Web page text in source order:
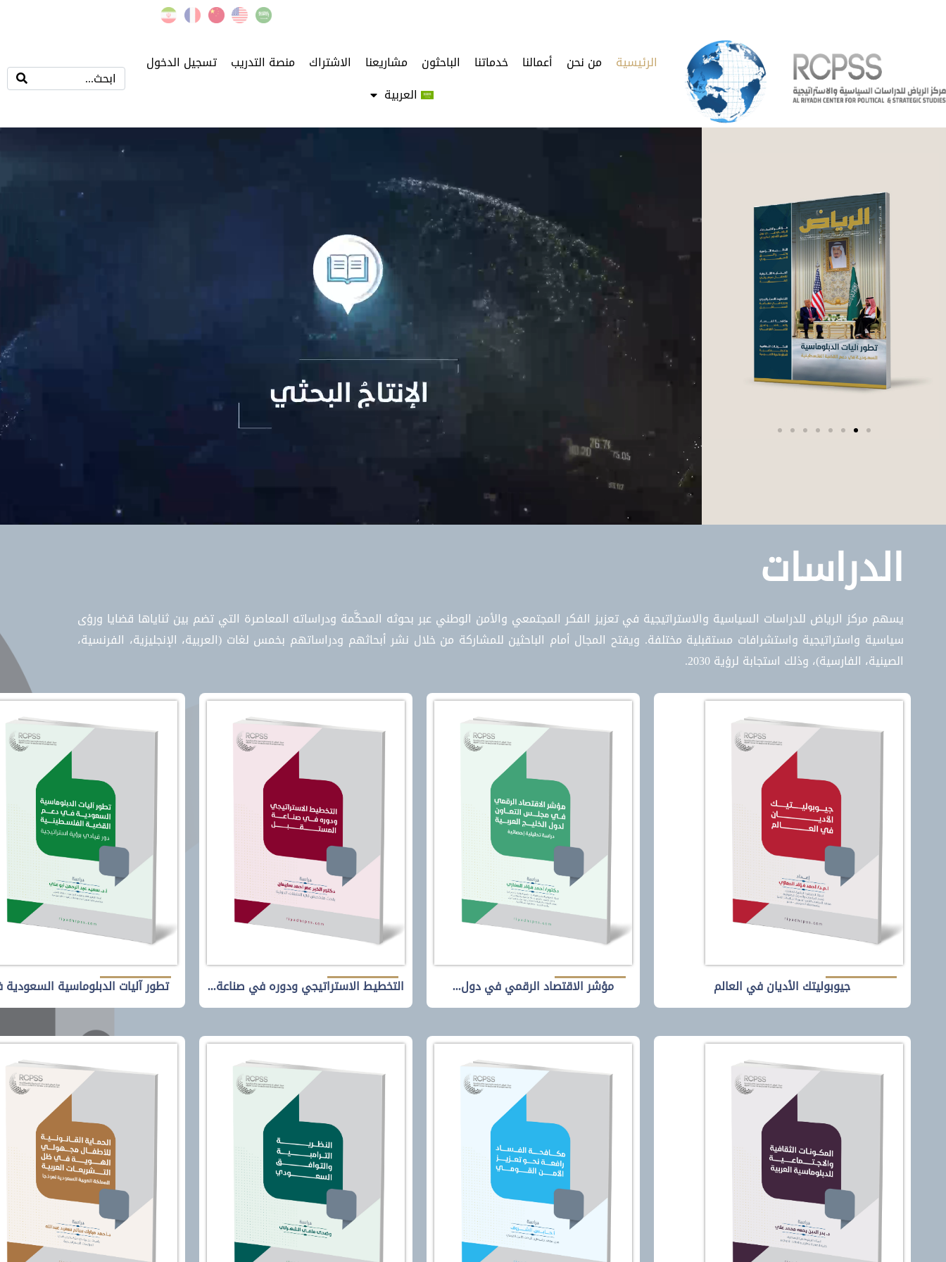
الرئيسية من نحن أعمالنا خدماتنا الباحثون مشاريعنا الاشتراك منصة التدريب
تسجيل الدخول
العربية
الدراسات
يسهم مركز الرياض للدراسات السياسية والاستراتيجية في تعزيز الفكر المجتمعي والأمن الوطني عبر بحوثه المحكَّمة ودراساته المعاصرة التي تضم بين ثناياها قضايا ورؤى
سياسية واستراتيجية واستشرافات مستقبلية مختلفة. ويفتح المجال أمام الباحثين للمشاركة من خلال نشر أبحاثهم ودراساتهم بخمس لغات (العربية، الإنجليزية، الفرنسية،
الصينية، الفارسية)، وذلك استجابة لرؤية 2030.
جيوبوليتك الأديان في العالم مؤشر الاقتصاد الرقمي في دول...
الاقتصاد الرقمي في
أهمية التحول الرقمي
أساسي للتنمية الاقتصادية
ترصد هذه الدراسة الزخم
في تبني التقنيات الرقمية
بدول الخليج العربية، بما
إيجاباً على معدلات النمو
الخليجي، وخلق فرص عمل
وتعزيز كفاءة الخدمات
والقطاع الخاص. ومع ذلك،
الدراسة على تحديات متعلقة
البيانات، والأمن السيبراني،
جميع شرائح المجتمعات في
الدراسة
التخطيط الاستراتيجي ودوره في صناعة...
التخطيط الاستراتيجي ودوره
لكافة القطاعات الحيوية، حيث تحول
التخطيط الاستراتيجي لأداة محورية
تقود المؤسسات والدول نحو تحقيق
والخارجية، وتقييم الموارد المتاحة،
بالإضافة إلى الاستجابة السريعة
للتحديات بمرونة وفعالية في ظل
المتغيرات العالمية المتسارعة.
لقراءة الدراسة تطور آليات الدبلوماسية
تطور آليات الدبلوماسية
السعودية في دعم القضية
تقدم هذه الدراسة رصداً لتطور آليات
الدبلوماسية السعودية في دعم القضية
الفلسطينية كالتزام سعودي ثابت تجاه
القضايا العربية والإسلامية؛ حيث توثق
انتقال الدبلوماسية السعودية عبر العقود
من الدعم التقليدي إلى مبادرات متعددة
الأبعاد شملت السياسة، والاقتصاد،
والنواحي الإنسانية، مع الاعتماد على
القنوات الدبلوماسية المتعددة والمنصات
الدولية بالرغم من تغير موازين القوى
الفساد رافعة نحو
الدراسة إلى تحقيق جملة من
ولعل من أهمها: استكشاف
مكافحة الفساد على تعزيز الأمن
وتسليط الضوء على مفهوم
الأمن القومي، والتعرف على
الفساد على الأمن القومي،
بجملة من النتائج والتوصيات
من خلالها يمكن معالجة الفساد
النظرية الترامبية والتوافق
سياسات خارجية وداخلية تتمثل في
رؤية جديدة تبنتها المملكة منذ تولى
خادم الحرمين الشريفين الملك سلمان
حماية الأطفال مجهولي
الهوية “المملكة نموذجا”
في ظل ارتباط التعامل مع فئة مجهولي
الهوية ضمن الإطار القانوني بأبعاد دينية
وسياسية وأخرى ترتبط بأعراف المجتمع،
تتشعب نطاقات تقرير الحماية القانونية
لمجهولي الهوية من خلال ما تقرره
المواقف القانونية إزاء مختلف القضايا
التي ترتبط بهم؛ وعليه فقد توجه الباحث
من خلال محاورها التي سيقوم
بمناقشتها إلى التشريعات العربية في
كفالتها الحماية لهذه الفئة، وموقف